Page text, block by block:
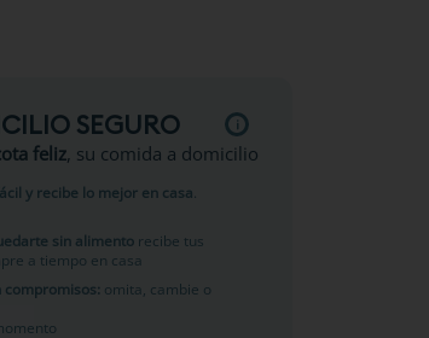
SEGURO
feliz, su comida a domicilio
y recibe lo mejor en casa
sin alimentorecibe tus
a tiempo en casa
compromisos: omita, cambie o